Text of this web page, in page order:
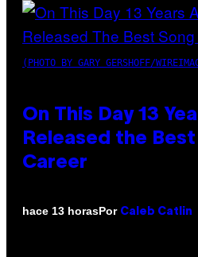
(PHOTO BY GARY GERSHOFF/
On This Day 13
Released the
Career
hace 13 horasPor Caleb Catlin